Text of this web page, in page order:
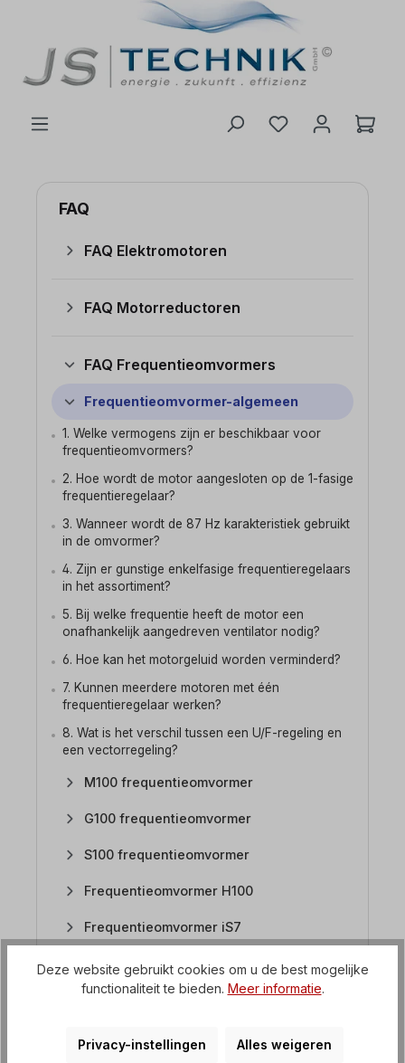
FAQ
FAQ Elektromotoren
FAQ Motorreductoren
FAQ Frequentieomvormers
Frequentieomvormer-algemeen
1. Welke vermogens zijn er beschikbaar voor
frequentieomvormers?
2. Hoe wordt de motor aangesloten op de 1-fasige
frequentieregelaar?
3. Wanneer wordt de 87 Hz karakteristiek gebruikt
in de omvormer?
4. Zijn er gunstige enkelfasige frequentieregelaars
in het assortiment?
5. Bij welke frequentie heeft de motor een
onafhankelijk aangedreven ventilator nodig?
6. Hoe kan het motorgeluid worden verminderd?
7. Kunnen meerdere motoren met één
frequentieregelaar werken?
8. Wat is het verschil tussen een U/F-regeling en
een vectorregeling?
M100 frequentieomvormer
G100 frequentieomvormer
S100 frequentieomvormer
Frequentieomvormer H100
Frequentieomvormer iS7
EASYdrive frequentieregelaar
SMARTdrive frequentieomvormer
Softstarters / zachte starters
Deze website gebruikt cookies om u de best mogelijke
functionaliteit te bieden. Meer informatie.
Privacy-instellingen Alles weigeren